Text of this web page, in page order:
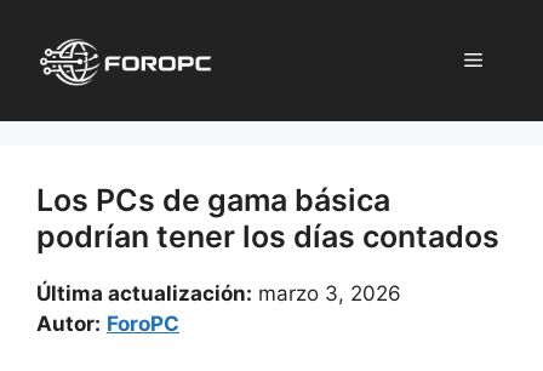
contenido
Menú
Los PCs de gama básica
podrían tener los días contados
Última actualización: marzo 3, 2026
Autor: ForoPC